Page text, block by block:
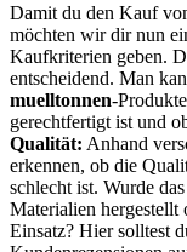
Damit du den Kauf
möchten wir dir nun
Kaufkriterien geben.
entscheidend. Man
muelltonnen-
gerechtfertigt ist und
Qualität: Anhand
erkennen, ob die
schlecht ist. Wurde das
Materialien
Einsatz? Hier solltest